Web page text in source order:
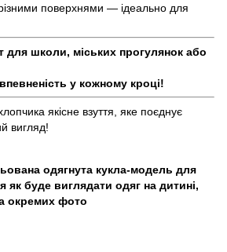
поверхнями — ідеально для
для школи, міських прогулянок або
у кожному кроці!
якісне взуття, яке поєднує
вигляд!
одягнута кукла-модель для
як буде виглядати одяг на дитині,
окремих фото